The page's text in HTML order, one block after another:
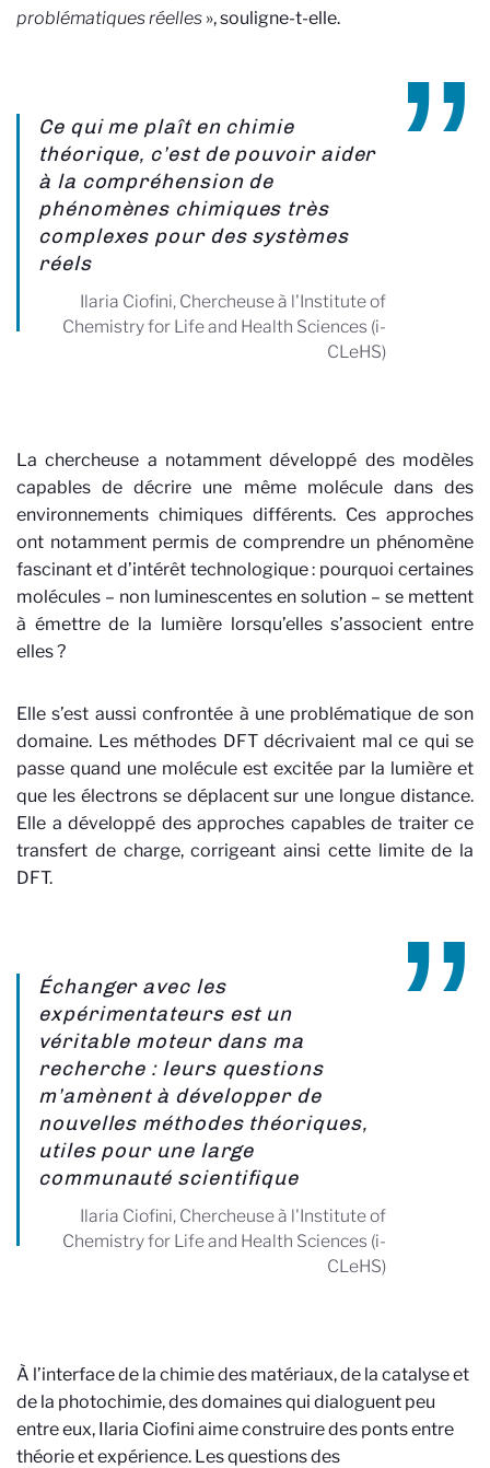
problématiques réelles », souligne-t-elle.
Ce qui me plaît en chimie
théorique, c’est de pouvoir aider
à la compréhension de
phénomènes chimiques très
complexes pour des systèmes
réels
Ilaria Ciofini, Chercheuse à l'Institute of
Chemistry for Life and Health Sciences (i-
CLeHS)
La chercheuse a notamment développé des modèles
capables de décrire une même molécule dans des
environnements chimiques différents. Ces approches
ont notamment permis de comprendre un phénomène
fascinant et d’intérêt technologique : pourquoi certaines
molécules – non luminescentes en solution – se mettent
à émettre de la lumière lorsqu’elles s’associent entre
elles ?
Elle s’est aussi confrontée à une problématique de son
domaine. Les méthodes DFT décrivaient mal ce qui se
passe quand une molécule est excitée par la lumière et
que les électrons se déplacent sur une longue distance.
Elle a développé des approches capables de traiter ce
transfert de charge, corrigeant ainsi cette limite de la
DFT.
Échanger avec les
expérimentateurs est un
véritable moteur dans ma
recherche : leurs questions
m’amènent à développer de
nouvelles méthodes théoriques,
utiles pour une large
communauté scientifique
Ilaria Ciofini, Chercheuse à l'Institute of
Chemistry for Life and Health Sciences (i-
CLeHS)
À l’interface de la chimie des matériaux, de la catalyse et
de la photochimie, des domaines qui dialoguent peu
entre eux, Ilaria Ciofini aime construire des ponts entre
théorie et expérience. Les questions des